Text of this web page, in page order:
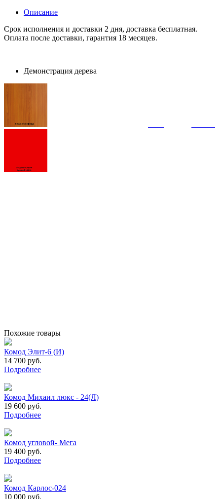
Описание
Срок исполнения и доставки 2 дня, доставка бесплатная.
Оплата после доставки, гарантия 18 месяцев.
Демонстрация дерева
Похожие товары
Комод Элит-6 (И)
14 700 руб.
Подробнее
Комод Михаил люкс - 24(Л)
19 600 руб.
Подробнее
Комод угловой- Мега
19 400 руб.
Подробнее
Комод Карлос-024
10 000 руб.